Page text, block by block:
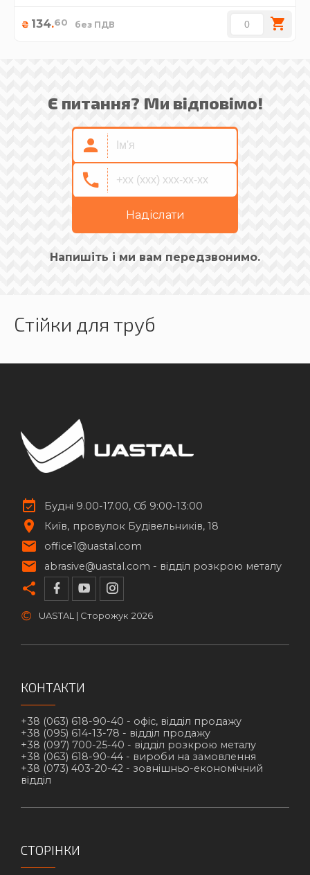
₴ 134.60 без ПДВ
Є питання? Ми відповімо!
Надіслати
Напишіть і ми вам передзвонимо.
Стійки для труб
Будні 9.00-17.00, Сб 9:00-13:00
Київ
провулок Будівельників, 18
office1@uastal.com
abrasive@uastal.com - відділ розкрою металу
© UASTAL | Сторожук 2026
КОНТАКТИ
+38 (063) 618-90-40 - офіс, відділ продажу
+38 (095) 614-13-78 - відділ продажу
+38 (097) 700-25-40 - відділ розкрою металу
+38 (063) 618-90-44 - вироби на замовлення
+38 (073) 403-20-42 - зовнішньо-економічний
відділ
СТОРІНКИ